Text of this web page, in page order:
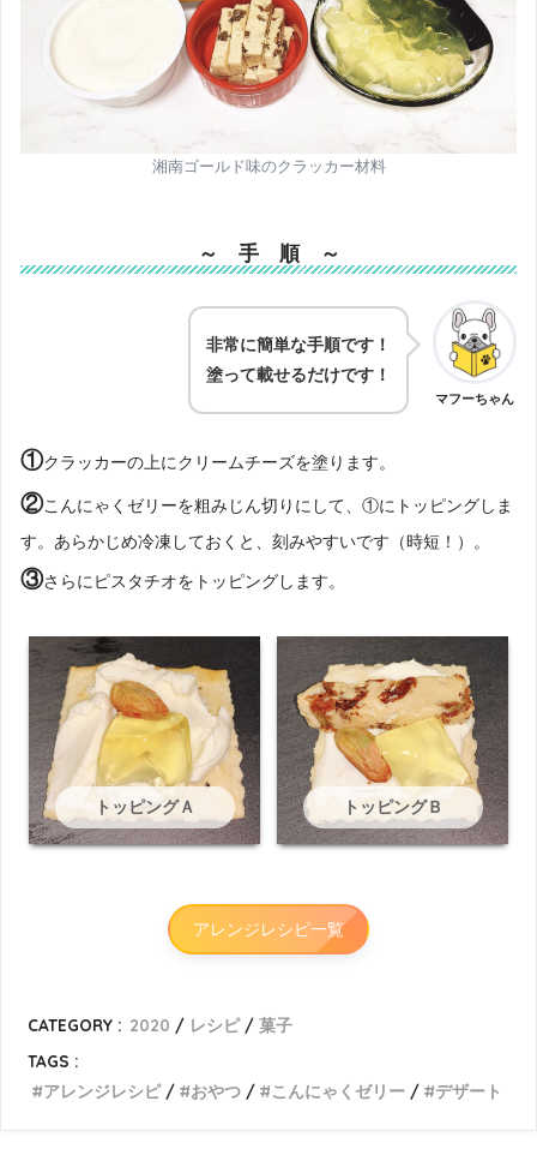
湘南ゴールド味のクラッカー材料
～ 手 順～
マフーちゃん
非常に簡単な手順です！
塗って載せるだけです！
①クラッカーの上にクリームチーズを塗ります。
②こんにゃくゼリーを粗みじん切りにして、①にトッピングしま
す。あらかじめ冷凍しておくと、刻みやすいです（時短！）。
③さらにピスタチオをトッピングします。
トッピングＡ トッピングＢ
アレンジレシピ一覧
CATEGORY : 2020 レシピ
菓子
TAGS :
アレンジレシピ
おやつ こんにゃくゼリー デザート